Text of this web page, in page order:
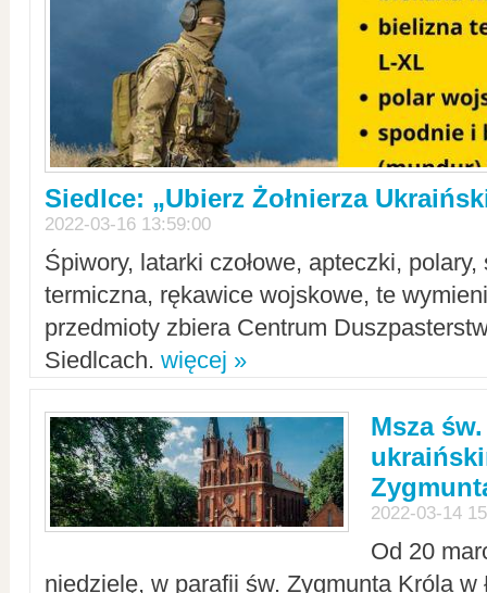
Siedlce: „Ubierz Żołnierza
2022-03-16 13:59:00
Śpiwory, latarki czołowe, apteczki,
termiczna, rękawice wojskowe, te
przedmioty zbiera Centrum
Siedlcach. więcej »
Msza
2022-03-14
Od 20
niedzielę, w parafii św. Zygmunta Króla w